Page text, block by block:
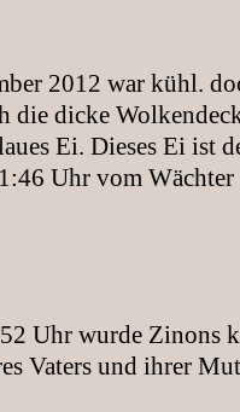
2012 war kühl.
die dicke
Ei. Dieses Ei ist
Uhr vom
Uhr wurde Zinons
Vaters und ihrer